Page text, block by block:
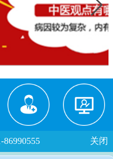
医生门诊 在线预约关闭